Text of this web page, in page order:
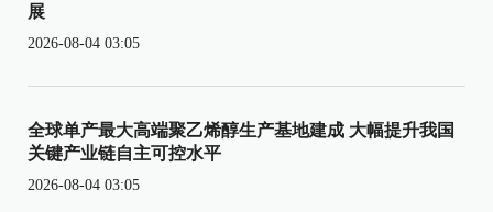
展
2026-08-04 03:05
全球单产最大高端聚乙烯醇生产基地建成 大幅提升我国
关键产业链自主可控水平
2026-08-04 03:05